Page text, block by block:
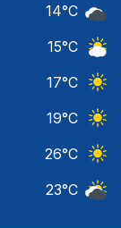
14°C
15°C
17°C
19°C
26°C
23°C